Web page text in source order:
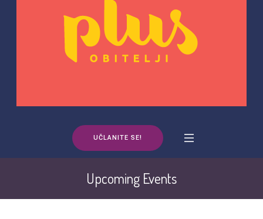
UČLANITE SE!
Upcoming Events